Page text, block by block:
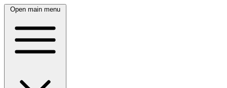
Open main menu